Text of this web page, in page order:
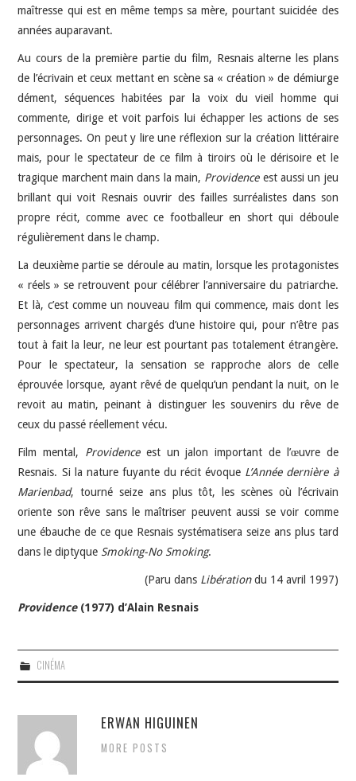
maîtresse qui est en même temps sa mère, pourtant suicidée des
années auparavant.
Au cours de la première partie du film, Resnais alterne les plans
de l’écrivain et ceux mettant en scène sa « création » de démiurge
dément, séquences habitées par la voix du vieil homme qui
commente, dirige et voit parfois lui échapper les actions de ses
personnages. On peut y lire une réflexion sur la création littéraire
mais, pour le spectateur de ce film à tiroirs où le dérisoire et le
tragique marchent main dans la main, Providenceest aussi un jeu
brillant qui voit Resnais ouvrir des failles surréalistes dans son
propre récit, comme avec ce footballeur en short qui déboule
régulièrement dans le champ.
La deuxième partie se déroule au matin, lorsque les protagonistes
« réels » se retrouvent pour célébrer l’anniversaire du patriarche.
Et là, c’est comme un nouveau film qui commence, mais dont les
personnages arrivent chargés d’une histoire qui, pour n’être pas
tout à fait la leur, ne leur est pourtant pas totalement étrangère.
Pour le spectateur, la sensation se rapproche alors de celle
éprouvée lorsque, ayant rêvé de quelqu’un pendant la nuit, on le
revoit au matin, peinant à distinguer les souvenirs du rêve de
ceux du passé réellement vécu.
Film mental, Providenceest un jalon important de l’œuvre de
Resnais. Si la nature fuyante du récit évoque L’Année dernière à
Marienbad, tourné seize ans plus tôt, les scènes où l’écrivain
oriente son rêve sans le maîtriser peuvent aussi se voir comme
une ébauche de ce que Resnais systématisera seize ans plus tard
dans le diptyque Smoking-No Smoking.
(Paru dans Libérationdu 14 avril 1997)
Providence (1977) d’Alain Resnais
CINÉMA
ERWAN HIGUINEN
MORE POSTS